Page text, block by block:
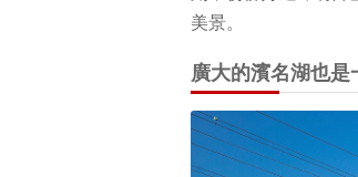
美景。
廣大的濱名湖也是